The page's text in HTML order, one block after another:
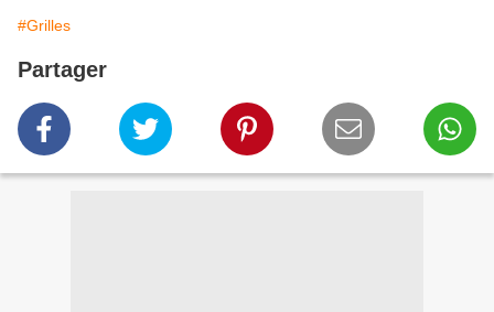
#Grilles
Partager